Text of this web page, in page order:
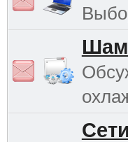
Сети